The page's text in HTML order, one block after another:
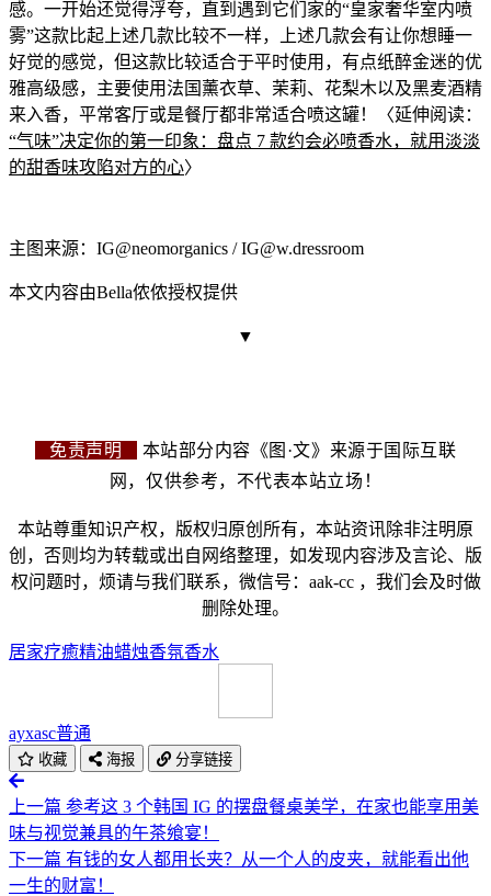
感。一开始还觉得浮夸，直到遇到它们家的“皇家奢华室内喷
雾”这款比起 上述几款比较不一样，上述几款会有让你想睡一
好觉的感觉，但这款比较适合于平时使用，有点纸醉金迷的优
雅高级感，主要使用法国薰衣草、茉莉、花梨木以及黑麦酒精
来入香，平常客厅或是餐厅都非常适合喷这罐！〈延伸阅读：
“气味”决定你的第一印象： 盘点 7 款约会必喷香水，就用淡淡
的甜香味攻陷对方的心〉
主图来源：IG@neomorganics / IG@w.dressroom
本文内容由Bella侬侬授权提供
▼
免责声明
本站部分内容《图·文》来源于国际互联
网，仅供参考，不代表本站立场！
本站尊重知识产权，版权归原创所有，本站资讯除非注明原
创，否则均为转载或出自网络整理，如发现内容涉及言论、版
权问题时，烦请与我们联系，微信号：aak-cc ，我们会及时做
删除处理。
居家疗癒精油蜡烛香氛香水
ayxasc普通
收藏 海报 分享链接
上一篇 参考这 3 个韩国 IG 的摆盘餐桌美学，在家也能享用美
味与视觉兼具的午茶飨宴！
下一篇 有钱的女人都用长夹？从一个人的皮夹，就能看出他
一生的财富！